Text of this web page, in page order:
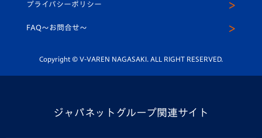
平和祈念活動
ホームタウン活動
スクール
公式LINE＠
プライバシーポリシー
FAQ〜お問合せ〜
Copyright © V-VAREN NAGASAKI. ALL RIGHT RESERVED.
ジャパネットグループ関連サイト